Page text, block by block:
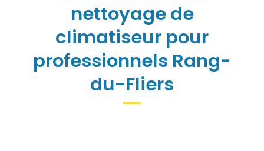
nettoyage de
climatiseur pour
professionnels Rang-
du-Fliers